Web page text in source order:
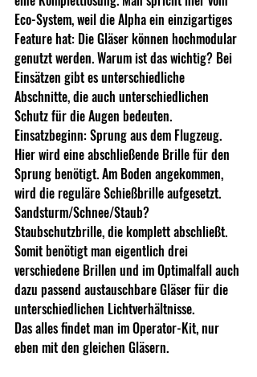
Eco-System, weil die Alpha ein einzigartiges
Feature hat: Die Gläser können hochmodular
genutzt werden. Warum ist das wichtig? Bei
Einsätzen gibt es unterschiedliche
Abschnitte, die auch unterschiedlichen
Schutz für die Augen bedeuten.
Einsatzbeginn: Sprung aus dem Flugzeug.
Hier wird eine abschließende Brille für den
Sprung benötigt. Am Boden angekommen,
wird die reguläre Schießbrille aufgesetzt.
Sandsturm/Schnee/Staub?
Staubschutzbrille, die komplett abschließt.
Somit benötigt man eigentlich drei
verschiedene Brillen und im Optimalfall auch
dazu passend austauschbare Gläser für die
unterschiedlichen Lichtverhältnisse.
Das alles findet man im Operator-Kit, nur
eben mit den gleichen Gläsern.